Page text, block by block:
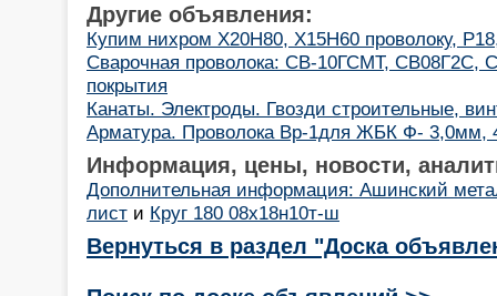
Другие объявления:
Купим нихром Х20Н80, Х15Н60 проволоку,
Cварочная проволока: СВ-10ГСМТ, СВ08Г2С,
покрытия
Канаты. Электроды. Гвозди строительные,
Арматура. Проволока Вр-1для ЖБК Ф-
Информация, цены, новости,
Дополнительная информация: Ашинский
лист и Круг 180 08х18н10т-ш
Вернуться в раздел "Доска